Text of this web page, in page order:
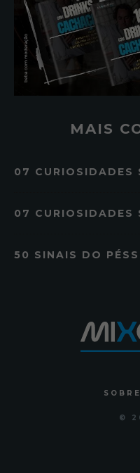
MAIS
07 CURIOSIDADES
07 CURIOSIDADES
50 SINAIS DO
SOBRE
©